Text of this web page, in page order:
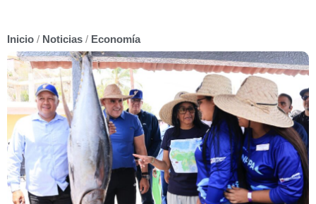
Inicio / Noticias / Economía